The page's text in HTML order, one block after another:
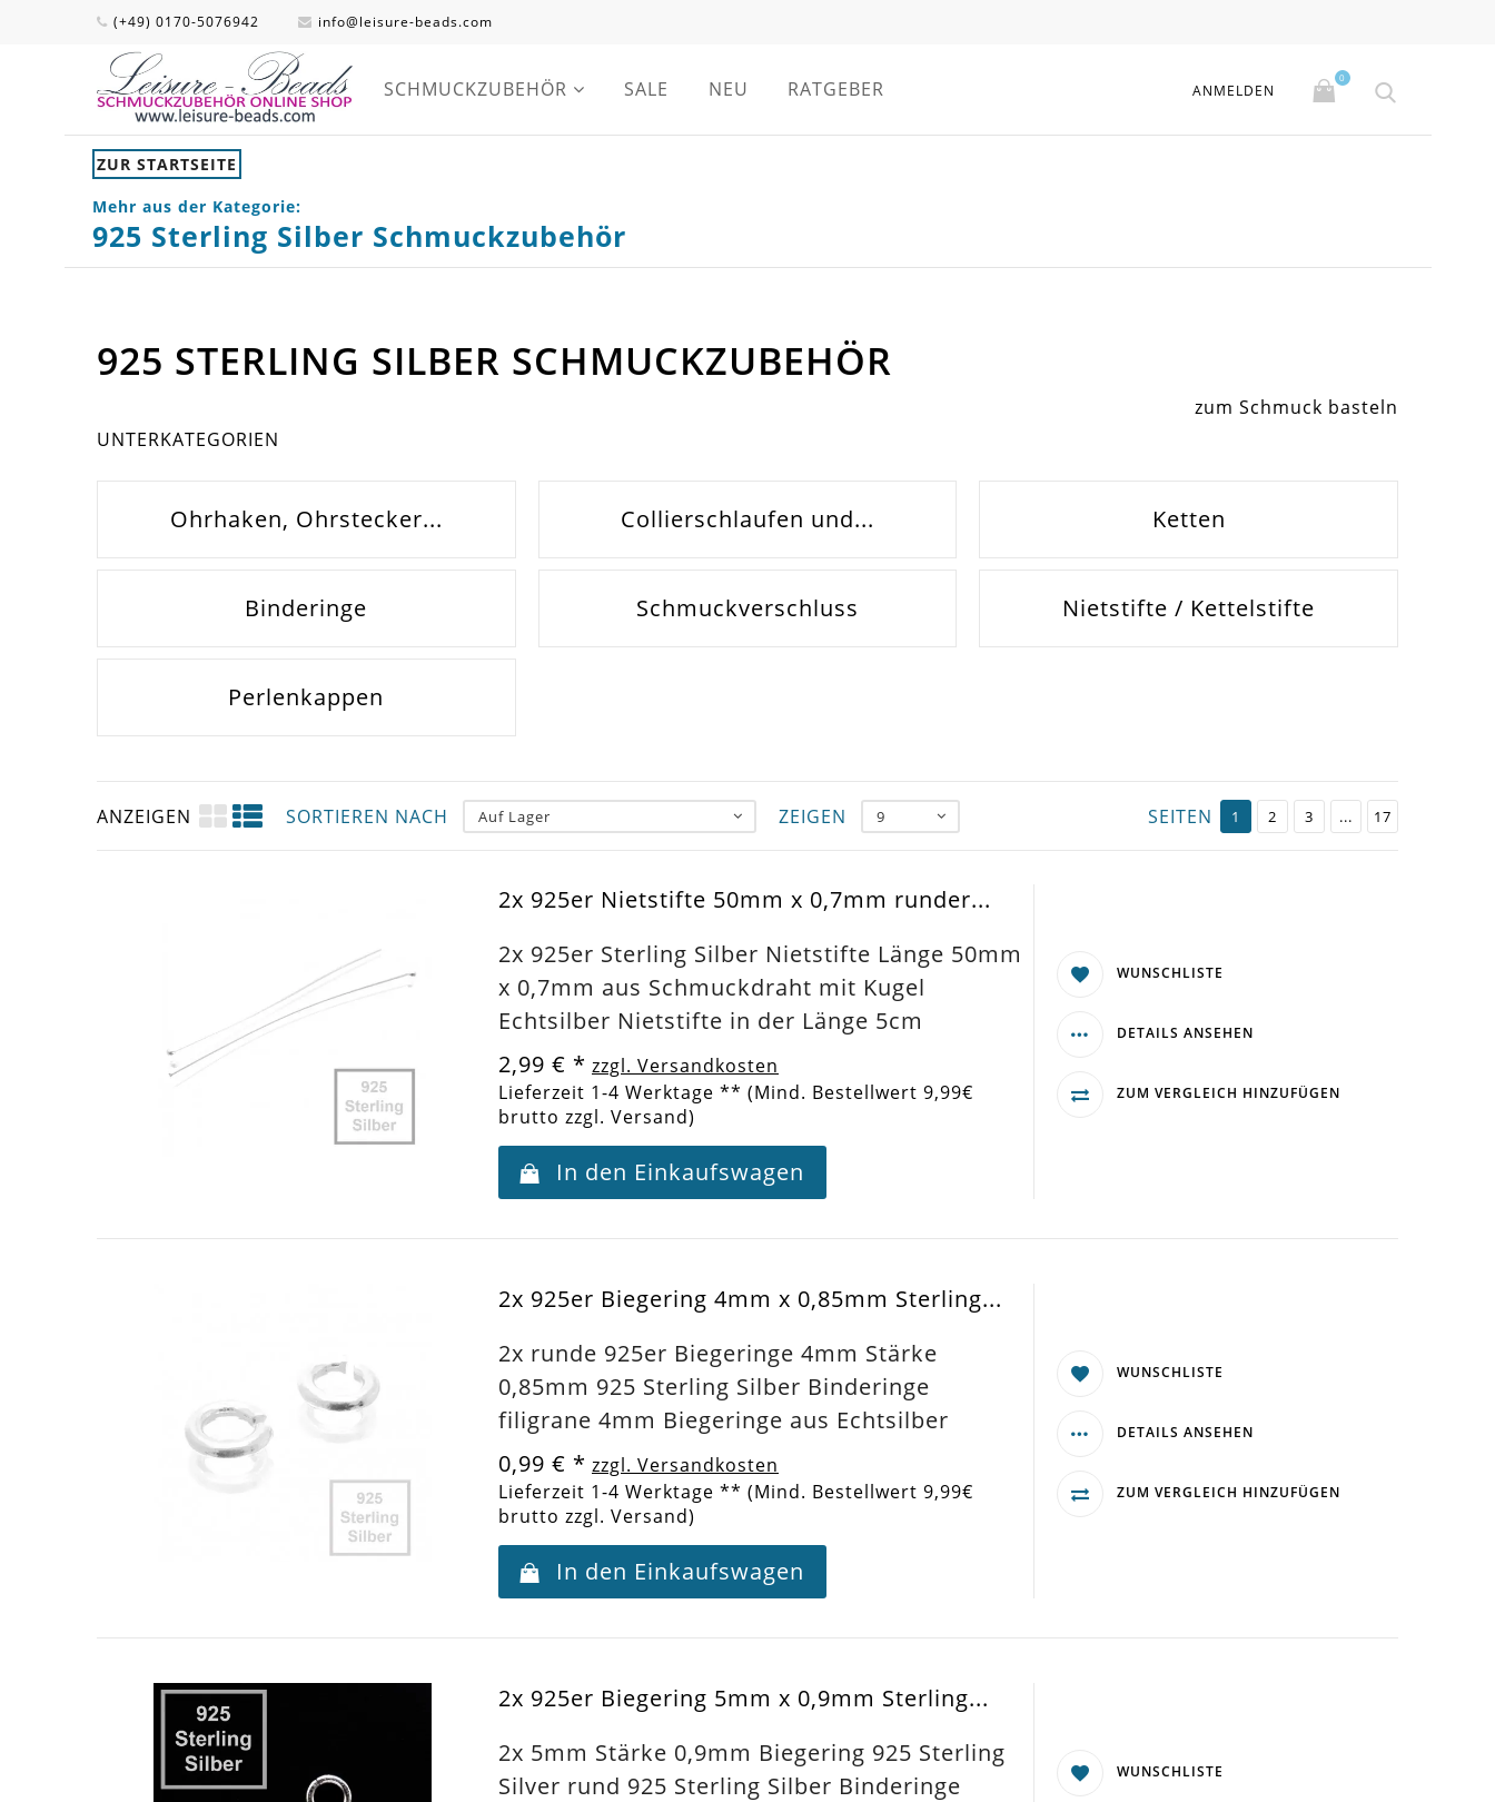
(+49) 0170-5076942 info@leisure-beads.com
SCHMUCKZUBEHÖR SALE NEU RATGEBER ANMELDEN
0
ZUR STARTSEITE
Mehr aus der Kategorie:
925 Sterling Silber Schmuckzubehör
925 STERLING SILBER SCHMUCKZUBEHÖR
zum Schmuck basteln
UNTERKATEGORIEN
Ohrhaken, Ohrstecker... Collierschlaufen und... Ketten
Binderinge Schmuckverschluss Nietstifte / Kettelstifte
Perlenkappen
ANZEIGEN SORTIEREN NACH Auf Lager ZEIGEN 9 SEITEN 1 2 3 ... 17
2x 925er Nietstifte 50mm x 0,7mm runder...
2x 925er Sterling Silber Nietstifte Länge 50mm
x 0,7mm aus Schmuckdraht mit Kugel
Echtsilber Nietstifte in der Länge 5cm
2,99 € * zzgl. Versandkosten
Lieferzeit 1-4 Werktage ** (Mind. Bestellwert 9,99€
brutto zzgl. Versand)
In den Einkaufswagen
WUNSCHLISTE
DETAILS ANSEHEN
ZUM VERGLEICH HINZUFÜGEN
2x 925er Biegering 4mm x 0,85mm Sterling...
2x runde 925er Biegeringe 4mm Stärke
0,85mm 925 Sterling Silber Binderinge
filigrane 4mm Biegeringe aus Echtsilber
0,99 € * zzgl. Versandkosten
Lieferzeit 1-4 Werktage ** (Mind. Bestellwert 9,99€
brutto zzgl. Versand)
In den Einkaufswagen
WUNSCHLISTE
DETAILS ANSEHEN
ZUM VERGLEICH HINZUFÜGEN
2x 925er Biegering 5mm x 0,9mm Sterling...
2x 5mm Stärke 0,9mm Biegering 925 Sterling
Silver rund 925 Sterling Silber Binderinge
WUNSCHLISTE